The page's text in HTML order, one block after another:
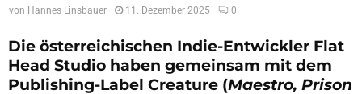
von Hannes Linsbauer 11. Dezember 2025 0
Die österreichischen Indie-Entwickler Flat
Head Studio haben gemeinsam mit dem
Publishing-Label Creature (Maestro, Prison